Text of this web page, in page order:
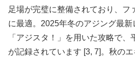
足場が完璧に整備されており、フ
に最適。2025年冬のアジング最
「アジスタ！」を用いた攻略で
が記録されています [3, 7]。秋の